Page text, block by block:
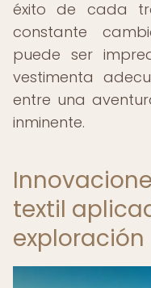
éxito de cada
constante
puede ser
vestimenta
entre una
inminente.
textil
exploración